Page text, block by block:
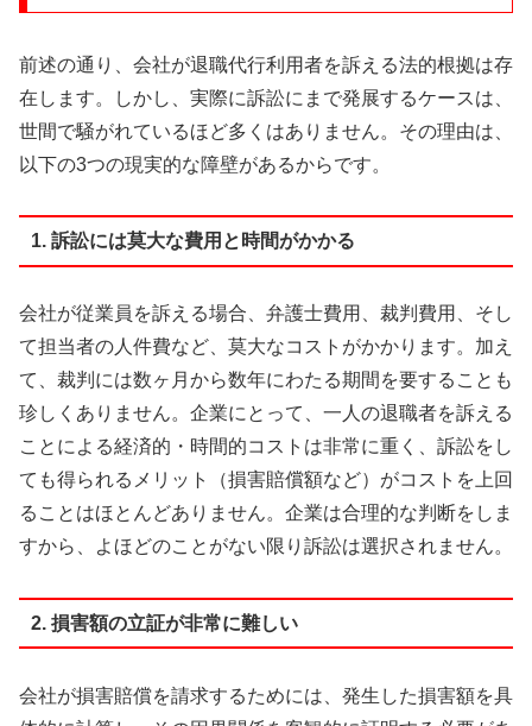
前述の通り、会社が退職代行利用者を訴える法的根拠は存
在します。しかし、実際に訴訟にまで発展するケースは、
世間で騒がれているほど多くはありません。その理由は、
以下の3つの現実的な障壁があるからです。
1. 訴訟には莫大な費用と時間がかかる
会社が従業員を訴える場合、弁護士費用、裁判費用、そし
て担当者の人件費など、莫大なコストがかかります。加え
て、裁判には数ヶ月から数年にわたる期間を要することも
珍しくありません。企業にとって、一人の退職者を訴える
ことによる経済的・時間的コストは非常に重く、訴訟をし
ても得られるメリット（損害賠償額など）がコストを上回
ることはほとんどありません。企業は合理的な判断をしま
すから、よほどのことがない限り訴訟は選択されません。
2. 損害額の立証が非常に難しい
会社が損害賠償を請求するためには、発生した損害額を具